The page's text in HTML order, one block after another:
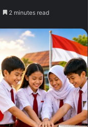
2 minutes read